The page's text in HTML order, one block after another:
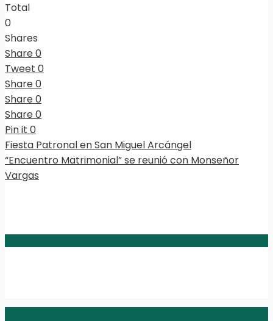
Total
0
Shares
Share0
Tweet 0
Share0
Share0
Share0
Pin it 0
Fiesta Patronal en San Miguel Arcángel
“Encuentro Matrimonial” se reunió con Monseñor
Vargas